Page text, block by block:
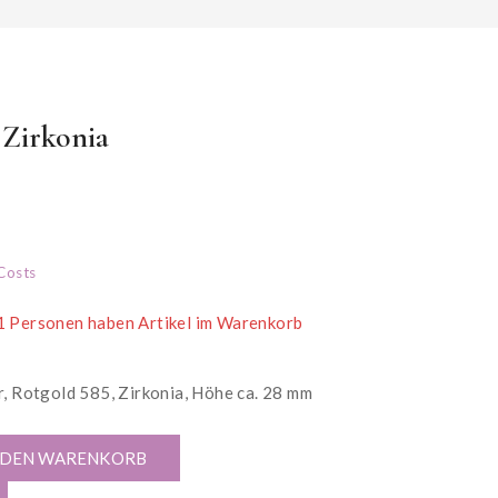
den letzten 7 Stunden verkauft
Personen haben Artikel im Warenkorb
Rotgold 585, Zirkonia, Höhe ca. 28 mm
WARENKORB